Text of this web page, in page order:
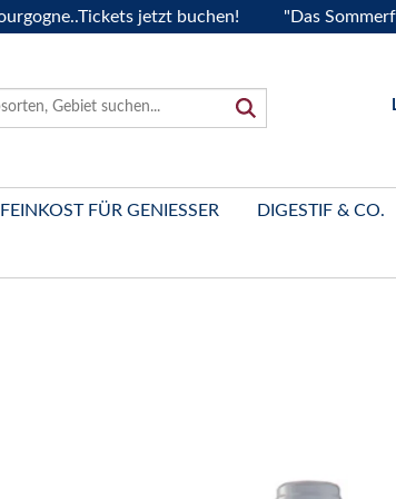
jetzt buchen! "Das Sommerfest
FEINKOST FÜR GENIESSER DIGESTIF & CO.